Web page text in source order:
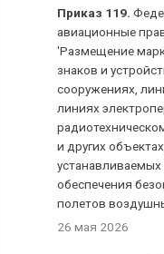
Приказ 119.
авиационные
'Размещение
знаков и
сооружениях,
линиях
и других объектах,
устанавливаемых
обеспечения
полетов
26 мая 2026